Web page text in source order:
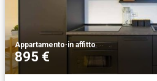
Appartamento·in affitto
895 €